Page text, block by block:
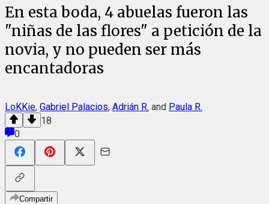
En esta boda, 4 abuelas fueron las
"niñas de las flores" a petición de la
novia, y no pueden ser más
encantadoras
LoKKie, Gabriel Palacios, Adrián R. and Paula R.
18
0
Compartir